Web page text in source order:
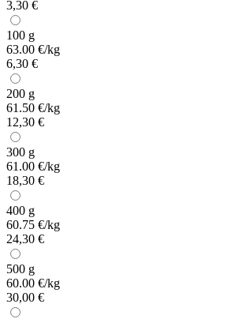
3,30 €
100 g
63.00 €/kg
6,30 €
200 g
61.50 €/kg
12,30 €
300 g
61.00 €/kg
18,30 €
400 g
60.75 €/kg
24,30 €
500 g
60.00 €/kg
30,00 €